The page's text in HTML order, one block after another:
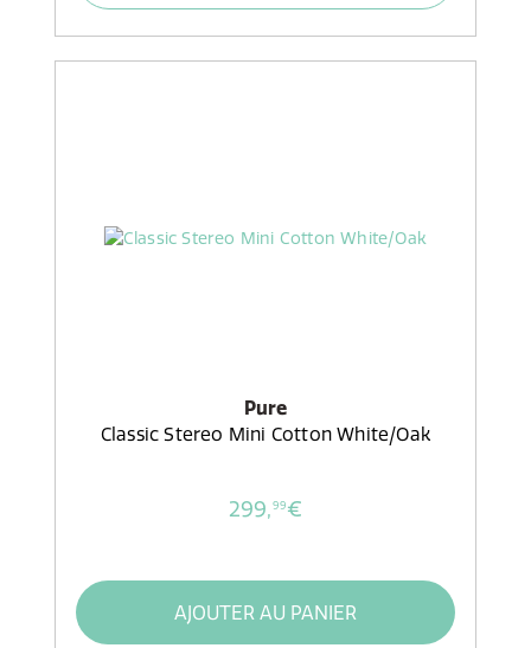
Pure
Classic Stereo Mini Cotton White/Oak
299,99€
AJOUTER AU PANIER